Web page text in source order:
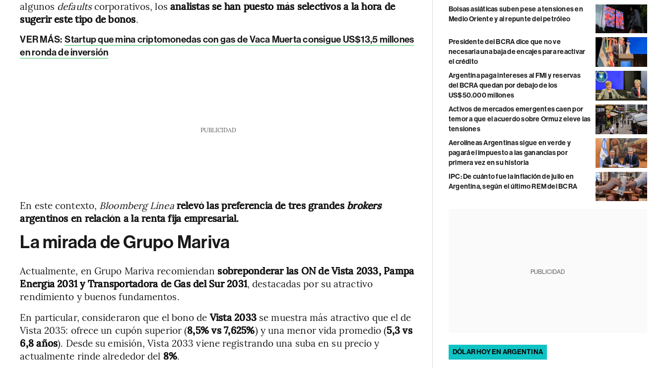
algunos defaultscorporativos, los analistas se han puesto más selectivos a la hora de
sugerir este tipo de bonos.
VER MÁS: Startup que mina criptomonedas con gas de Vaca Muerta consigue US$13,5 millones
en ronda de inversión
PUBLICIDAD
En este contexto, Bloomberg Línea relevó las preferencia de tres grandes brokers
argentinos en relación a la renta fija empresarial.
La mirada de Grupo Mariva
Actualmente, en Grupo Mariva recomiendan sobreponderar las ON de Vista 2033, Pampa
Energía 2031 y Transportadora de Gas del Sur 2031, destacadas por su atractivo
rendimiento y buenos fundamentos.
En particular, consideraron que el bono deVista 2033 se muestra más atractivo que el de
Vista 2035: ofrece un cupón superior (8,5% vs 7,625%) y una menor vida promedio (5,3 vs
6,8 años). Desde su emisión, Vista 2033 viene registrando una suba en su precio y
actualmente rinde alrededor del 8%.
Bolsas asiáticas suben pese a tensiones en
Medio Oriente y al repunte del petróleo
Presidente del BCRA dice que no ve
necesaria una baja de encajes para reactivar
el crédito
Argentina paga intereses al FMI y reservas
del BCRA quedan por debajo de los
US$50.000 millones
Activos de mercados emergentes caen por
temor a que el acuerdo sobre Ormuz eleve las
tensiones
Aerolíneas Argentinas sigue en verde y
pagará el impuesto a las ganancias por
primera vez en su historia
IPC: De cuánto fue la inflación de julio en
Argentina, según el último REM del BCRA
PUBLICIDAD
DÓLAR HOY EN ARGENTINA